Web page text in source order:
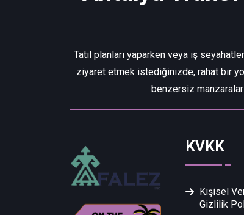
Tatil planları yaparken veya iş
ziyaret etmek istediğinizde, rahat bir
benzersiz
KVKK
Kişisel
Gizlilik